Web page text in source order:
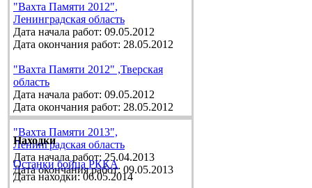
"Вахта Памяти 2012",
Ленинградская область
Дата начала работ: 09.05.2012
Дата окончания работ: 28.05.2012
"Вахта Памяти 2012" ,Тверская
область
Дата начала работ: 09.05.2012
Дата окончания работ: 28.05.2012
"Вахта Памяти 2013",
Ленинградская область
Дата начала работ: 25.04.2013
Дата окончания работ: 09.05.2013
Находки
Останки бойца РККА
Дата находки: 06.05.2014